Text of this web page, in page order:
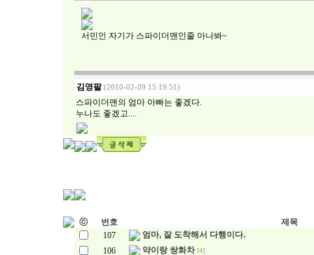
서민인 자기가 스파이더맨인줄 아나봐~
김영팔 (2010-02-09 15:19:51)
스파이더맨의 엄마 아빠는 좋겠다.
누나도 좋겠고....
ⓒ 번호
제목
107
엄마, 잘 도착해서 다행이다.
106
약이랑 쌍화차 [4]